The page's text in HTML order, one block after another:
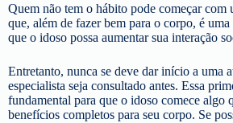
Quem não tem o hábito pode começar com
que, além de fazer bem para o corpo, é
que o idoso possa aumentar sua interação
Entretanto, nunca se deve dar início a uma
especialista seja consultado antes. Essa
fundamental para que o idoso comece algo
benefícios completos para seu corpo. Se